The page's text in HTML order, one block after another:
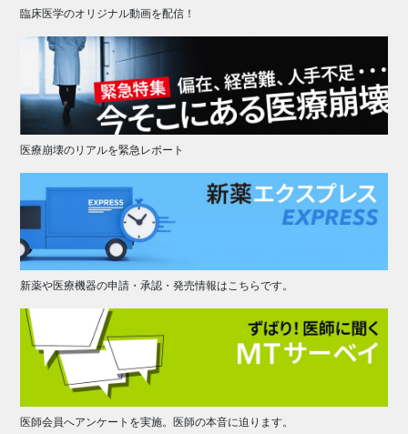
臨床医学のオリジナル動画を配信！
医療崩壊のリアルを緊急レポート
新薬や医療機器の申請・承認・発売情報はこちらです。
医師会員へアンケートを実施。医師の本音に迫ります。